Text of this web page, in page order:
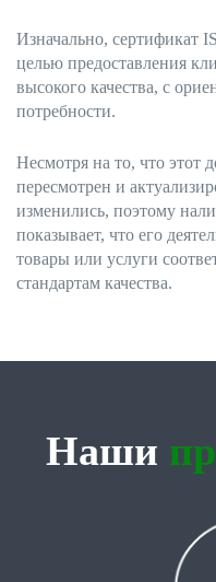
Изначально, сертификат
целью предоставления
высокого качества, с
потребности.
Несмотря на то, что этот
пересмотрен и
изменились, поэтому
показывает, что его
товары или услуги
стандартам качества.
Наши